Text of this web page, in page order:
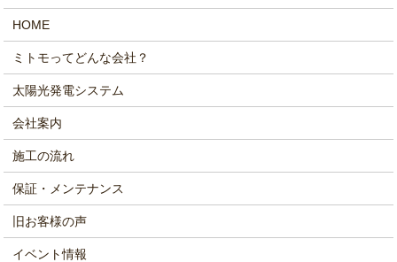
HOME
ミトモってどんな会社？
太陽光発電システム
会社案内
施工の流れ
保証・メンテナンス
旧お客様の声
イベント情報